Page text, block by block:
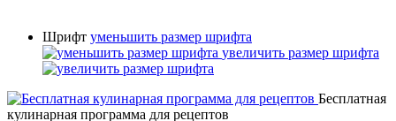
Шрифт уменьшить размер шрифта
увеличить размер шрифта
Бесплатная
кулинарная программа для рецептов